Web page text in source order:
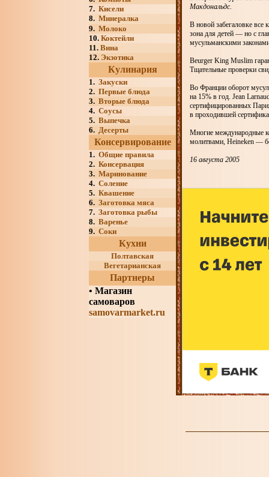
7. Кисели
8. Минералка
9. Молоко
10. Коктейли
11. Вина
12. Экзотика
Кулинария
1. Закуски
2. Первые блюда
3. Вторые блюда
4. Соусы
5. Выпечка
6. Десерты
Консервирование
1. Общие правила
2. Консервация
3. Маринование
4. Соление
5. Квашение
6. Заготовка мяса
7. Заготовка рыбы
8. Варенье
9. Соки
Кухни
Полтавская
Вегетарианская
Партнеры
• Магазин
самоваров
samovarmarket.ru
Макдональдс.
В новой забегаловке все
зона для детей — но с
мусульманскими
Beurger King Muslim
Тщательные проверки
Во Франции оборот
на 15% в год. Jean
сертифицированных
в проходившей
Многие международные
молитвами, Heineken —
16 августа 2005